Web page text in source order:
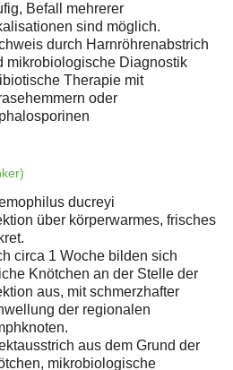
Befall mehrerer
sind möglich.
durch Harnröhrenabstrich
mikrobiologische Diagnostik
Therapie mit
oder
ducreyi
über körperwarmes, frisches
circa 1 Woche bilden sich
Knötchen an der Stelle der
aus, mit schmerzhafter
der regionalen
aus dem Grund der
mikrobiologische